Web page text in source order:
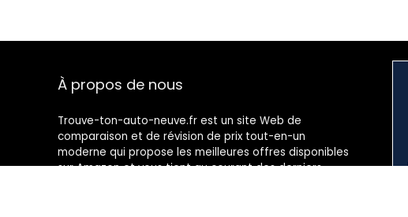
À propos de nous
Trouve-ton-auto-neuve.fr est un site Web de
comparaison et de révision de prix tout-en-un
moderne qui propose les meilleures offres disponibles
sur Amazon et vous tient au courant des derniers